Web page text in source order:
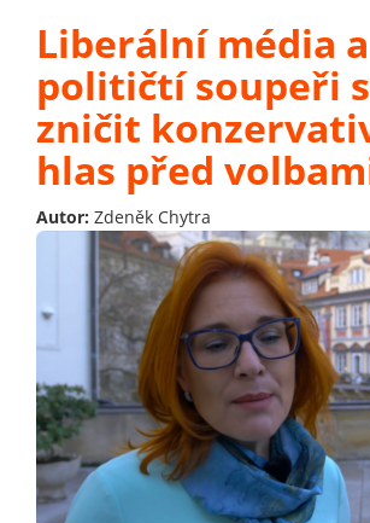
Liberální média a
političtí soupeři
zničit
hlas před
Autor: Zdeněk Chytra